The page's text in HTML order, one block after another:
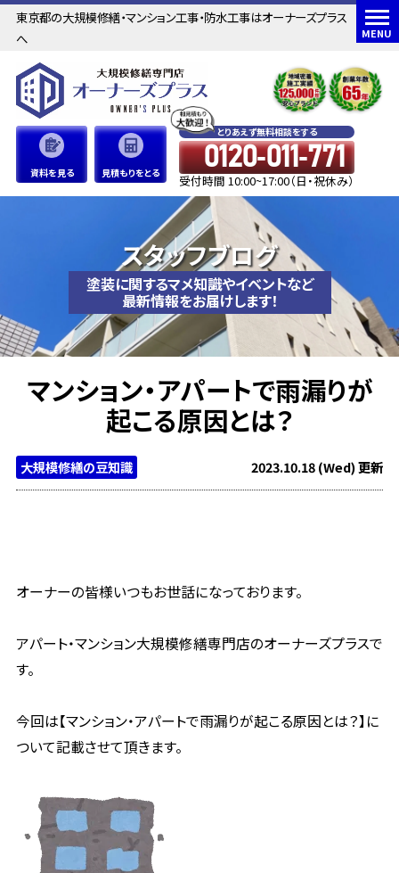
MENU
東京都の大規模修繕・マンション工事・防水工事はオーナーズプラス
へ
資料を見る 見積もりをとる
とりあえず無料相談をする
0120-011-771
受付時間 10:00~17:00（日・祝休み）
スタッフブログ
塗装に関するマメ知識やイベントなど
最新情報をお届けします！
マンション・アパートで雨漏りが
起こる原因とは？
大規模修繕の豆知識 2023.10.18 (Wed) 更新
オーナーの皆様いつもお世話になっております。
アパート・マンション大規模修繕専門店のオーナーズプラスで
す。
今回は【マンション・アパートで雨漏りが起こる原因とは？】に
ついて記載させて頂きます。